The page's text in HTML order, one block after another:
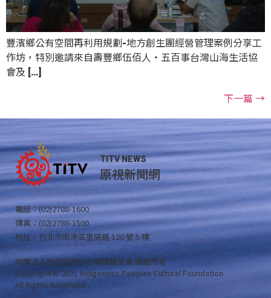
豐濱鄉公有空間再利用規劃-地方創生團經營管理案例分享工
作坊，特別邀請來自壽豐鄉伍佰人‧五百事台灣山海生活協
會及 […]
下一篇 →
TITV NEWS
原視新聞網
電話：(02)2788-1600
傳真：(02)2788-1500
地址：台北市南港區重陽路 120 號 5 樓
財團法人原住民族文化事業基金會 版權所有
Copyright © 2021 Indigenous Peoples Cultural Foundation
All Rights Reserved .